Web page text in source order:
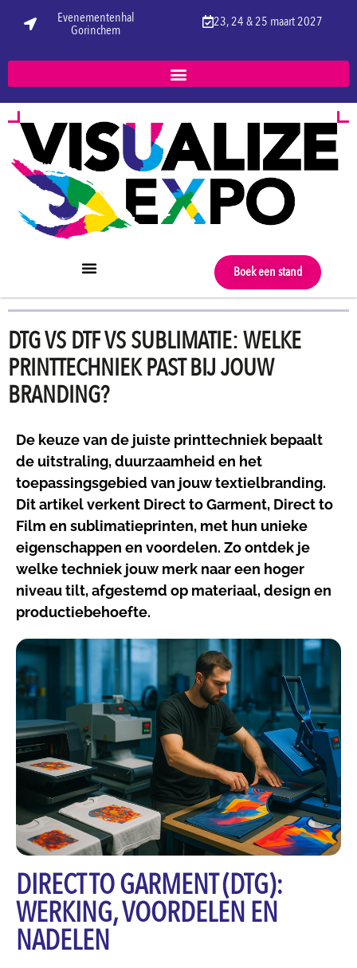
Evenementenhal
Gorinchem
23, 24 & 25 maart 2027
Boek een stand
DTG VS DTF VS SUBLIMATIE: WELKE
PRINTTECHNIEK PAST BIJ JOUW
BRANDING?
De keuze van de juiste printtechniek bepaalt
de uitstraling, duurzaamheid en het
toepassingsgebied van jouw textielbranding.
Dit artikel verkent Direct to Garment, Direct to
Film en sublimatieprinten, met hun unieke
eigenschappen en voordelen. Zo ontdek je
welke techniek jouw merk naar een hoger
niveau tilt, afgestemd op materiaal, design en
productiebehoefte.
DIRECT TO GARMENT (DTG):
WERKING, VOORDELEN EN
NADELEN